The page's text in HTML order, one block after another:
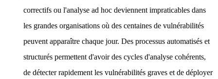
correctifs ou l'analyse ad hoc deviennent impraticables dans
les grandes organisations où des centaines de vulnérabilités
peuvent apparaître chaque jour. Des processus automatisés et
structurés permettent d'avoir des cycles d'analyse cohérents,
de détecter rapidement les vulnérabilités graves et de déployer